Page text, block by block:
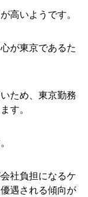
高いようです。
が東京であるた
ため、東京勤務
す。
社負担になるケ
遇される傾向が